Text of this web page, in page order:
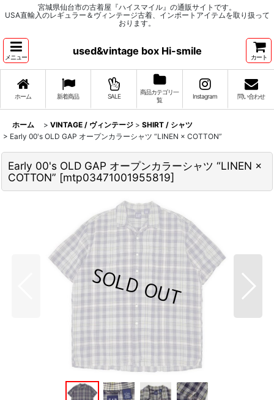
宮城県仙台市の古着屋『ハイスマイル』の通販サイトです。
USA直輸入のレギュラー＆ヴィンテージ古着、インポートアイテムを取り扱って
おります。
メニュー
used&vintage box Hi-smile
カート
ホーム 新着商品 SALE
商品カテゴリ一
覧
Instagram 問い合わせ
ホーム > VINTAGE / ヴィンテージ > SHIRT / シャツ
> Early 00's OLD GAP オープンカラーシャツ “LINEN × COTTON”
Early 00's OLD GAP オープンカラーシャツ “LINEN ×
COTTON” [mtp03471001955819]